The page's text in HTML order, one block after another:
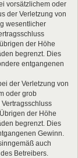
vorsätzlichem oder
der Verletzung von
wesentlicher
der Höhe
begrenzt. Dies
entgangenen
der Verletzung von
oder grob
der Höhe
begrenzt. Dies
Gewinn.
auch
Betreibers.